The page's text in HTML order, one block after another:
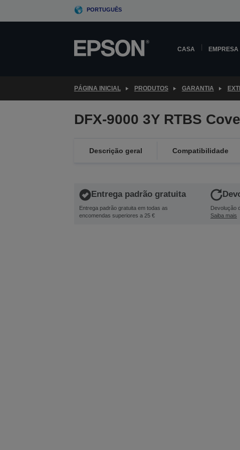
PORTUGUÊS
CASA EMPRESA
PÁGINA INICIAL PRODUTOS GARANTIA
DFX-9000 3Y RTBS
Descrição geral Compatibilidade
Entrega padrão gratuita
Entrega padrão gratuita em todas as
encomendas superiores a 25 €
Devolução
Saiba mais